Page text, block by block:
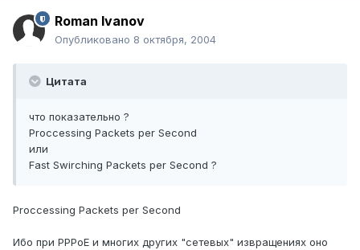
Roman Ivanov
Опубликовано 8 октября, 2004
Цитата
что показательно ?
Proccessing Packets per Second
или
Fast Swirching Packets per Second ?
Proccessing Packets per Second
Ибо при PPPoE и многих других "сетевых" извращениях оно